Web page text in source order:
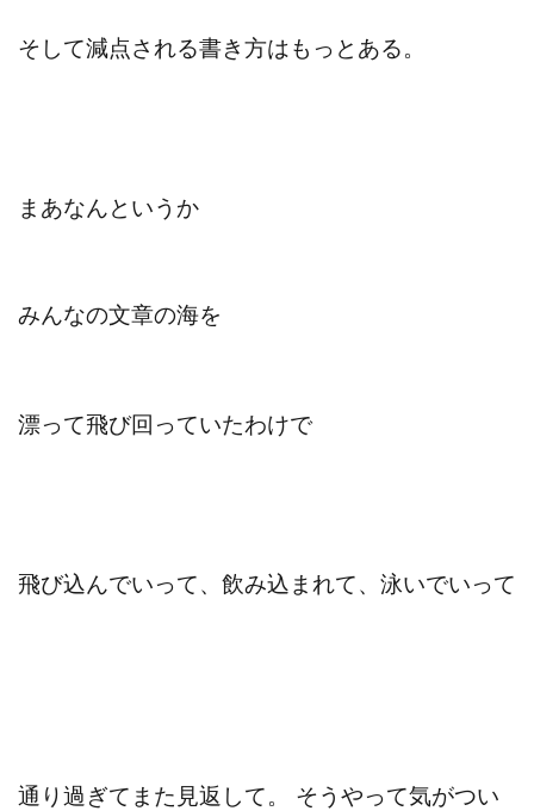
そして減点される書き方はもっとある。
まあなんというか
みんなの文章の海を
漂って飛び回っていたわけで
飛び込んでいって、飲み込まれて、泳いでいって
通り過ぎてまた見返して。 そうやって気がつい